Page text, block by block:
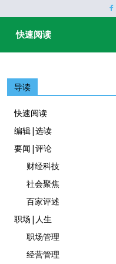
快速阅读
导读
快速阅读
编辑|选读
要闻|评论
财经科技
社会聚焦
百家评述
职场|人生
职场管理
经营管理